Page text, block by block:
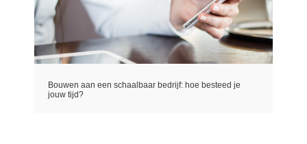
Bouwen aan een schaalbaar bedrijf: hoe besteed je
jouw tijd?